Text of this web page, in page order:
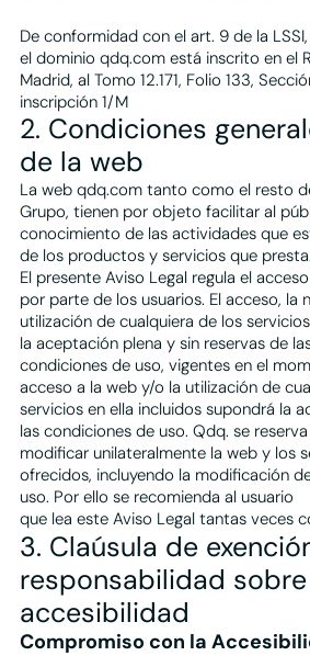
De conformidad con el art. 9 de la
el dominio qdq.com está inscrito en el
Madrid, al Tomo 12.171, Folio 133,
inscripción 1/M
2. Condiciones
de la web
La web qdq.com tanto como el resto
Grupo, tienen por objeto facilitar al
conocimiento de las actividades que
de los productos y servicios que presta.
El presente Aviso Legal regula el
por parte de los usuarios. El acceso, la
utilización de cualquiera de los
la aceptación plena y sin reservas de
condiciones de uso, vigentes en el
acceso a la web y/o la utilización de
servicios en ella incluidos supondrá la
las condiciones de uso. Qdq. se
modificar unilateralmente la web y los
ofrecidos, incluyendo la modificación
uso. Por ello se recomienda al usuario
que lea este Aviso Legal tantas veces
3. Claúsula de
responsabilidad sobre
accesibilidad
Compromiso con la
Reserva de mesa›
Publicidad en Google›
ChatBot IA›